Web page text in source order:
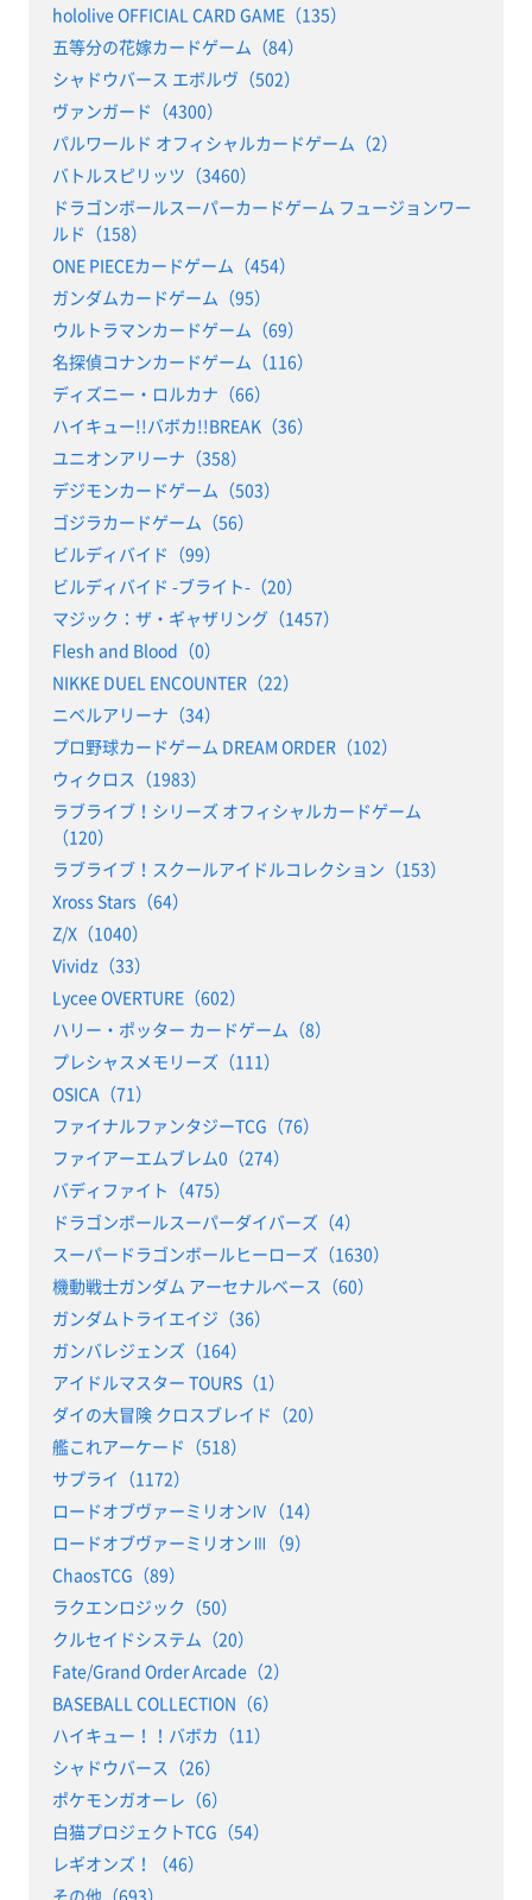
hololive OFFICIAL CARD GAME（135）
五等分の花嫁カードゲーム（84）
シャドウバース エボルヴ（502）
ヴァンガード（4300）
パルワールド オフィシャルカードゲーム（2）
バトルスピリッツ（3460）
ドラゴンボールスーパーカードゲーム フュージョンワー
ルド（158）
ONE PIECEカードゲーム（454）
ガンダムカードゲーム（95）
ウルトラマンカードゲーム（69）
名探偵コナンカードゲーム（116）
ディズニー・ロルカナ（66）
ハイキュー!!バボカ!!BREAK（36）
ユニオンアリーナ（358）
デジモンカードゲーム（503）
ゴジラカードゲーム（56）
ビルディバイド（99）
ビルディバイド -ブライト-（20）
マジック：ザ・ギャザリング（1457）
Flesh and Blood（0）
NIKKE DUEL ENCOUNTER（22）
ニベルアリーナ（34）
プロ野球カードゲーム DREAM ORDER（102）
ウィクロス（1983）
ラブライブ！シリーズ オフィシャルカードゲーム
（120）
ラブライブ！スクールアイドルコレクション（153）
Xross Stars（64）
Z/X（1040）
Vividz（33）
Lycee OVERTURE（602）
ハリー・ポッター カードゲーム（8）
プレシャスメモリーズ（111）
OSICA（71）
ファイナルファンタジーTCG（76）
ファイアーエムブレム0（274）
バディファイト（475）
ドラゴンボールスーパーダイバーズ（4）
スーパードラゴンボールヒーローズ（1630）
機動戦士ガンダム アーセナルベース（60）
ガンダムトライエイジ（36）
ガンバレジェンズ（164）
アイドルマスター TOURS（1）
ダイの大冒険 クロスブレイド（20）
艦これアーケード（518）
サプライ（1172）
ロードオブヴァーミリオンⅣ（14）
ロードオブヴァーミリオンⅢ（9）
ChaosTCG（89）
ラクエンロジック（50）
クルセイドシステム（20）
Fate/Grand Order Arcade（2）
BASEBALL COLLECTION（6）
ハイキュー！！バボカ（11）
シャドウバース（26）
ポケモンガオーレ（6）
白猫プロジェクトTCG（54）
レギオンズ！（46）
その他（693）